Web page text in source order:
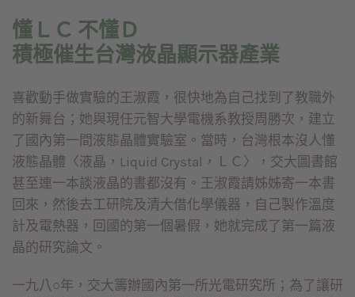
懂ＬＣ 不懂Ｄ
積極催生台灣液晶顯示器產業
喜歡動手做實驗的王淑霞，很快地為自己找到了教職外
的新舞台；她與現任元智大學電機系教授周勝次，建立
了國內第一間液態晶體實驗室。當時，台灣根本沒人懂
液態晶體〈液晶，Liquid Crystal，ＬＣ〉，交大圖書館
甚至連一本談液晶的書都沒有。王淑霞請姊姊寄一本書
回來，然後去工研院及清大借化學儀器，自己製作溫度
計及電熱器，回國的第一個暑假，她就完成了第一篇液
晶的研究論文。
一九八○年，交大籌辦國內第一所光電研究所；為了讓研